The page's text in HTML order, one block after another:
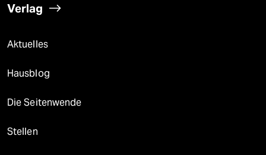
Verlag
Aktuelles
Hausblog
Die Seitenwende
Stellen